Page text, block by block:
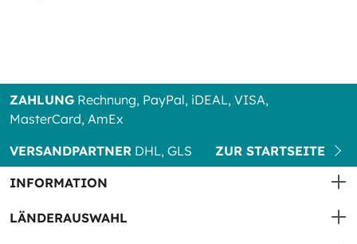
ZAHLUNG Rechnung, PayPal, iDEAL, VISA,
MasterCard, AmEx
VERSANDPARTNER DHL, GLS
ZUR STARTSEITE
INFORMATION
LÄNDERAUSWAHL